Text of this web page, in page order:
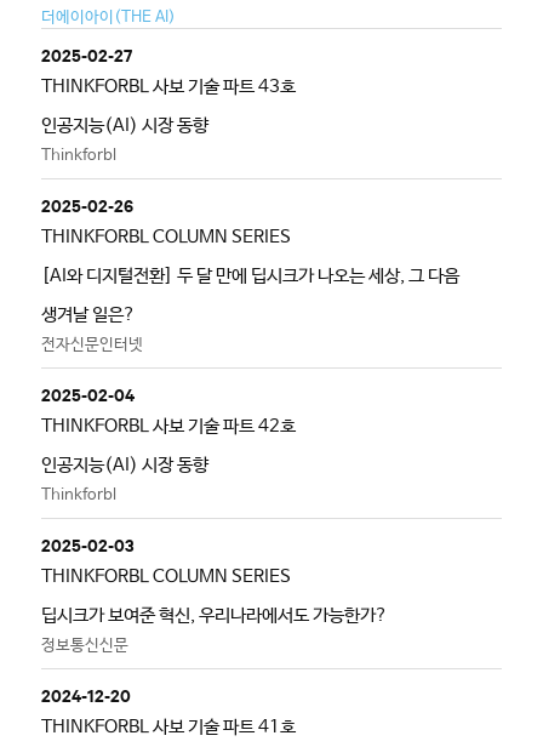
더에이아이(THE AI)
2025-02-27
THINKFORBL 사보 기술 파트 43호
인공지능(AI) 시장 동향
Thinkforbl
2025-02-26
THINKFORBL COLUMN SERIES
[AI와 디지털전환] 두 달 만에 딥시크가 나오는 세상, 그 다음
생겨날 일은?
전자신문인터넷
2025-02-04
THINKFORBL 사보 기술 파트 42호
인공지능(AI) 시장 동향
Thinkforbl
2025-02-03
THINKFORBL COLUMN SERIES
딥시크가 보여준 혁신, 우리나라에서도 가능한가?
정보통신신문
2024-12-20
THINKFORBL 사보 기술 파트 41호